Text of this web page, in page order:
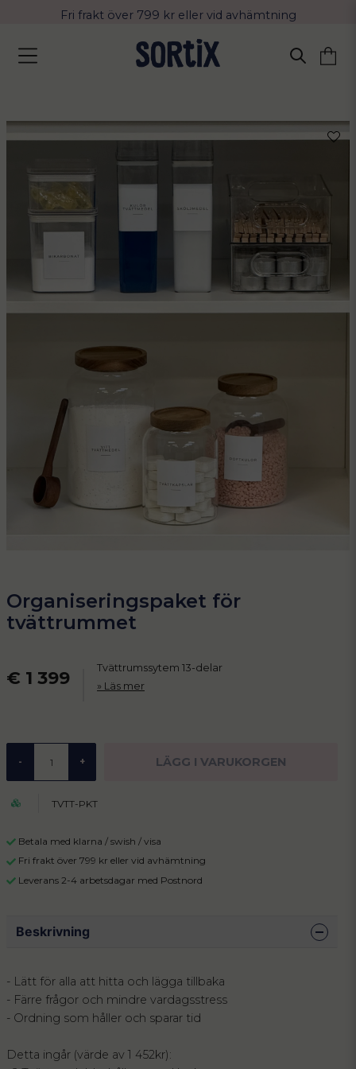
Fri frakt över 799 kr eller vid avhämtning
Leverans 2-4 arbetsdagar med Postnord
Organiseringspaket för
tvättrummet
€ 1 399
Tvättrumssytem 13-delar
Läs mer
- + LÄGG I VARUKORGEN
TVTT-PKT
Betala med klarna / swish / visa
Fri frakt över 799 kr eller vid avhämtning
Leverans 2-4 arbetsdagar med Postnord
Beskrivning
- Lätt för alla att hitta och lägga tillbaka
- Färre frågor och mindre vardagsstress
- Ordning som håller och sparar tid
Detta ingår (värde av 1 452kr):